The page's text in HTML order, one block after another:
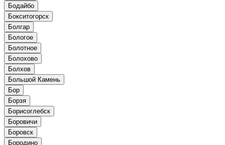
Бодайбо
Бокситогорск
Болгар
Бологое
Болотное
Болохово
Болхов
Большой Камень
Бор
Борзя
Борисоглебск
Боровичи
Боровск
Бородино